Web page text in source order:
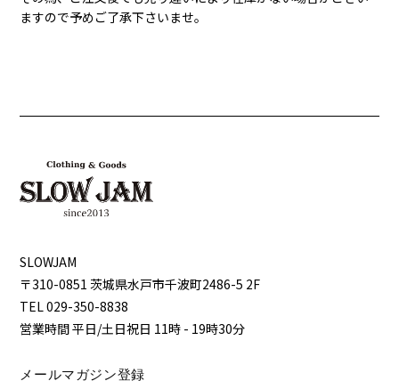
ますので予めご了承下さいませ。
SLOWJAM
〒310-0851 茨城県⽔⼾市千波町2486-5 2F
TEL 029-350-8838
営業時間 平⽇/⼟⽇祝⽇ 11時 - 19時30分
メールマガジン登録